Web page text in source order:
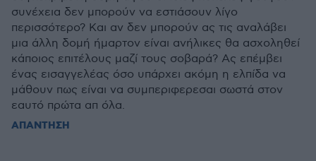
συνέχεια δεν μπορούν να εστιάσουν λίγο
περισσότερο? Και αν δεν μπορούν ας τις αναλάβει
μια άλλη δομή ήμαρτον είναι ανήλικες θα ασχοληθεί
κάποιος επιτέλους μαζί τους σοβαρά? Ας επέμβει
ένας εισαγγελέας όσο υπάρχει ακόμη η ελπίδα να
μάθουν πως είναι να συμπεριφερεσαι σωστά στον
εαυτό πρώτα απ όλα.
ΑΠΑΝΤΗΣΗ